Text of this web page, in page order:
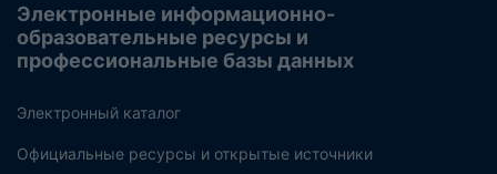
Электронные информационно-
образовательные ресурсы и
профессиональные базы данных
Электронный каталог
Официальные ресурсы и открытые источники